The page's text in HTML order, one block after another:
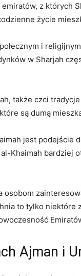
z
życie⁢
i
w⁣ Sharjah
także czci
są dumą
⁣jest
Khaimah
to tylko niektóre
Ajman i